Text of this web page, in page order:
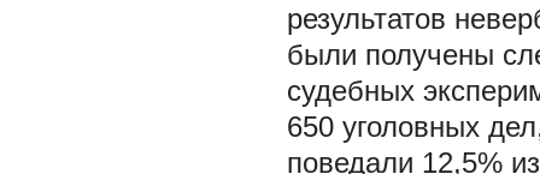
результатов
были получены
судебных
650 уголовных
поведали 12,5%